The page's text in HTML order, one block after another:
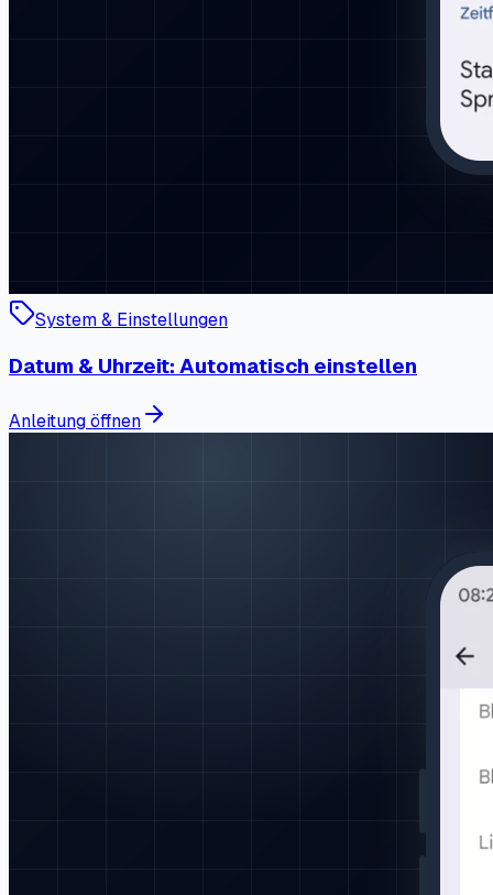
System & Einstellungen
Datum & Uhrzeit: Automatisch einstellen
Anleitung öffnen